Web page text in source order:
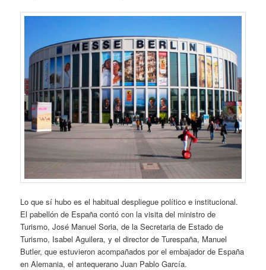
Lo que sí hubo es el habitual despliegue político e institucional.
El pabellón de España contó con la visita del ministro de
Turismo, José Manuel Soria, de la Secretaria de Estado de
Turismo, Isabel Aguilera, y el director de Turespaña, Manuel
Butler, que estuvieron acompañados por el embajador de España
en Alemania, el antequerano Juan Pablo García.